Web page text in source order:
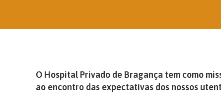
O Hospital Privado de Bragança tem como
ao encontro das expectativas dos nossos